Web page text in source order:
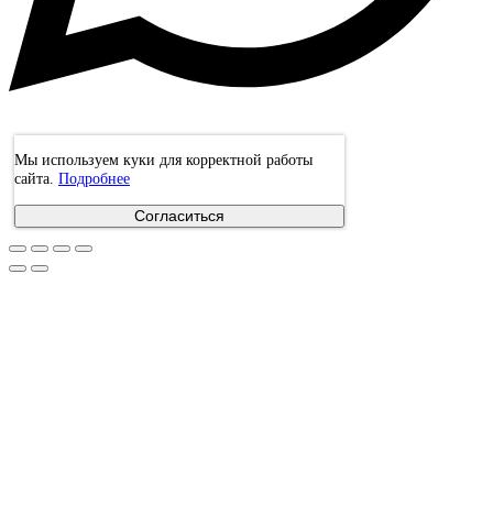
Мы используем куки для корректной работы
сайта. Подробнее
Согласиться